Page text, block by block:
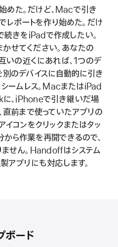
た。だけど、Macで引き
ポートを作り始めた。だけ
続きをiPadで作成したい。
せてください。あなたの
いの近くにあれば、1つのデ
のデバイスに自動的に引き
シームレス。MacまたはiPad
、iPhoneで引き継いだ場
直前まで使っていたアプリの
イコンをクリックまたはタッ
ら作業を再開できるので、
せん。Handoffはシステム
アプリにも対応しま す 。
ボ ー ド